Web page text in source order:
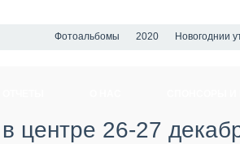
Фотоальбомы 2020 Новогоднии
центре 26-27